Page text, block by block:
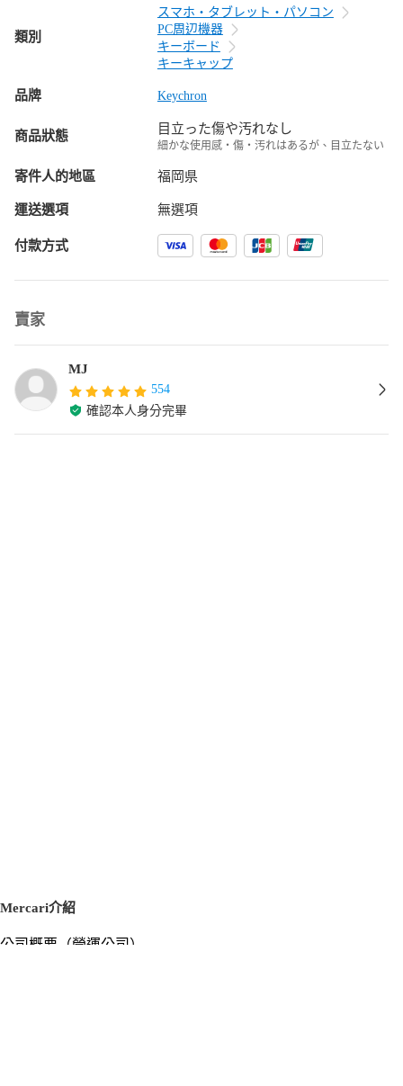
類別
スマホ・タブレット・パソコン
PC周辺機器
キーボード
キーキャップ
品牌 Keychron
商品狀態 目立った傷や汚れなし
細かな使用感・傷・汚れはあるが、目立たない
寄件人的地區 福岡県
運送選項 無選項
付款方式
賣家
MJ
554
確認本人身分完畢
Mercari介紹
公司概要（營運公司）